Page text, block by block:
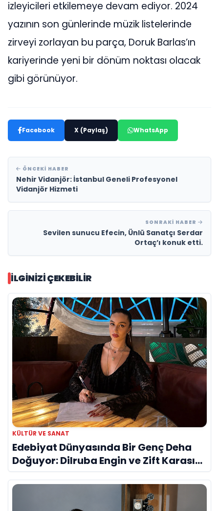
izleyicileri etkilemeye devam ediyor. 2024
yazının son günlerinde müzik listelerinde
zirveyi zorlayan bu parça, Doruk Barlas’ın
kariyerinde yeni bir dönüm noktası olacak
gibi görünüyor.
Facebook X (Paylaş) WhatsApp
ÖNCEKI HABER
Nehir Vidanjör: İstanbul Geneli Profesyonel
Vidanjör Hizmeti
SONRAKI HABER
Sevilen sunucu Efecin, Ünlü Sanatçı Serdar
Ortaç’ı konuk etti.
İLGINIZI ÇEKEBILIR
KÜLTÜR VE SANAT
Edebiyat Dünyasında Bir Genç Deha
Doğuyor: Dilruba Engin ve Zift Karası
Evreni ‘AVENOİR’